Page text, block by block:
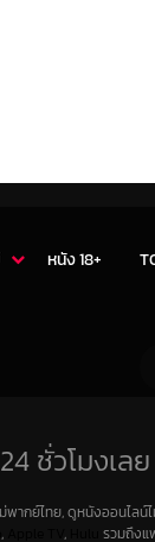
หนัง 18+
ชั่วโมงเลย
กย์ไทย, ดูหนังออนไลน์
, , รวมถึง